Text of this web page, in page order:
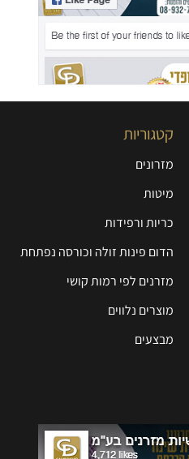
קטגוריות
מזרונים
מיטות
כריות ורפידות
הדום פינות זולה וכורסה נפתחת
מזרנים לפי רמות קושי
מוצרים נלווים
מבצעים